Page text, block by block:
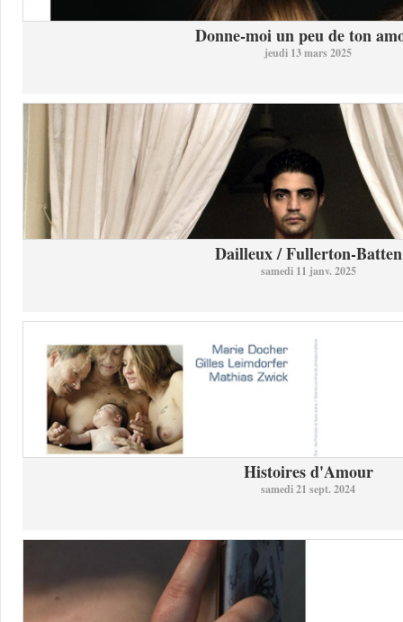
Donne-moi un peu de ton
jeudi 13 mars 2025
Dailleux / Fullerton-Batten
samedi 11 janv. 2025
Histoires d'Amour
samedi 21 sept. 2024